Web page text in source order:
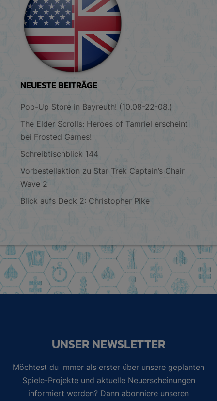
NEUESTE BEITRÄGE
Pop-Up Store in Bayreuth! (10.08-22-08.)
The Elder Scrolls: Heroes of Tamriel erscheint
bei Frosted Games!
Schreibtischblick 144
Vorbestellaktion zu Star Trek Captain’s Chair
Wave 2
Blick aufs Deck 2: Christopher Pike
UNSER NEWSLETTER
Möchtest du immer als erster über unsere geplanten
Spiele-Projekte und aktuelle Neuerscheinungen
informiert werden? Dann abonniere unseren